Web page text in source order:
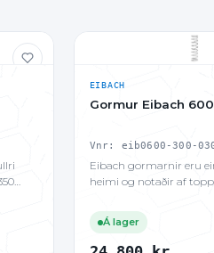
EIBACH
Gormur Eibach
Vnr: eib0600-300-
Eibach gormarnir eru
heimi og notaðir af
Á lager